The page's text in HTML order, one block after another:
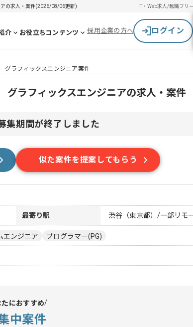
アの求人・案件(2026/08/06更新) IT・Web求人/転職フリ
介 お役立ちコンテンツ 採用企業の方へ ログイン
グラフィックスエンジニア案件
グラフィックスエンジニアの求人・案件
集期間が終了しました
似た案件を提案してもらう
最寄り駅 渋谷（東京都）/一部リモ
エンジニア プログラマー(PG)
たにおすすめ
中案件